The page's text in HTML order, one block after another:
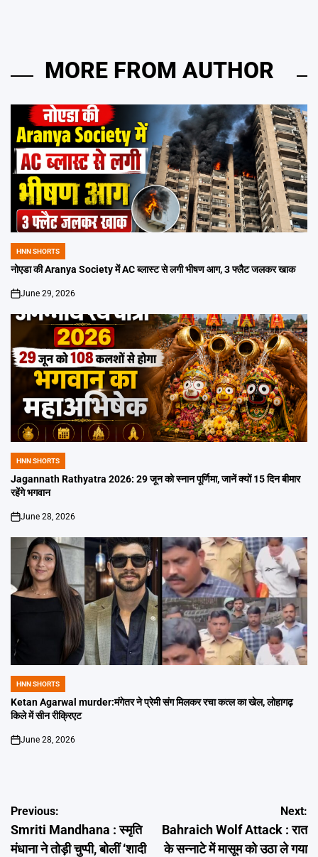
MORE FROM AUTHOR
POSTED
IN
HNN SHORTS
नोएडा की Aranya Society में AC ब्लास्ट से लगी भीषण आग, 3 फ्लैट जलकर खाक
on
June 29, 2026
POSTED
IN
HNN SHORTS
Jagannath Rathyatra 2026: 29 जून को स्नान पूर्णिमा, जानें क्यों 15 दिन बीमार
रहेंगे भगवान
on
June 28, 2026
POSTED
IN
HNN SHORTS
Ketan Agarwal murder:मंगेतर ने प्रेमी संग मिलकर रचा कत्ल का खेल, लोहागढ़
किले में सीन रीक्रिएट
on
June 28, 2026
Post
navigation
Previous:
Smriti Mandhana : स्मृति
मंधाना ने तोड़ी चुप्पी, बोलीं ‘शादी
Next:
Bahraich Wolf Attack : रात
के सन्नाटे में मासूम को उठा ले गया